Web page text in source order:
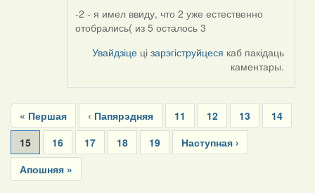
In
reply
-2 - я имел ввиду, что 2 уже естественно
отобрались( из 5 осталось 3
Увайдзіце цізарэгіструйцеся каб пакідаць
каментары.
Pagination
First
page
« Першая
Previous
page
‹ Папярэдняя Page
11 Page
12 Page
13 Page
14
Current
page
15 Page
16 Page
17 Page
18 Page
19
Next
page
Наступная ›
Last
page
Апошняя »